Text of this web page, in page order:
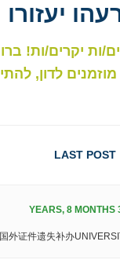
ות יקרים/ות!
מוזמנים לדון,
LAST POST
外证件遗失补办